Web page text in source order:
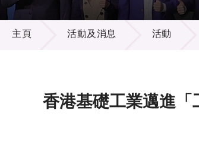
活動及消息
主頁 活動及消息 活動
香港基礎工業邁進「